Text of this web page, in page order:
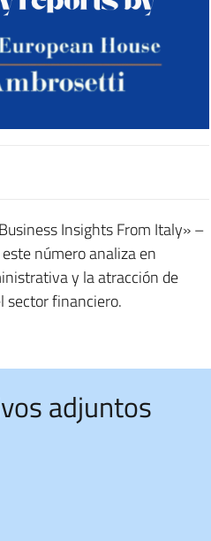
Insights From Italy» –
número analiza en
y la atracción de
sector financiero.
adjuntos